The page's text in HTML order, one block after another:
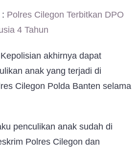
Polres Cilegon Terbitkan DPO
4 Tahun
akhirnya dapat
anak yang terjadi di
Cilegon Polda Banten selama
penculikan anak sudah di
Polres Cilegon dan